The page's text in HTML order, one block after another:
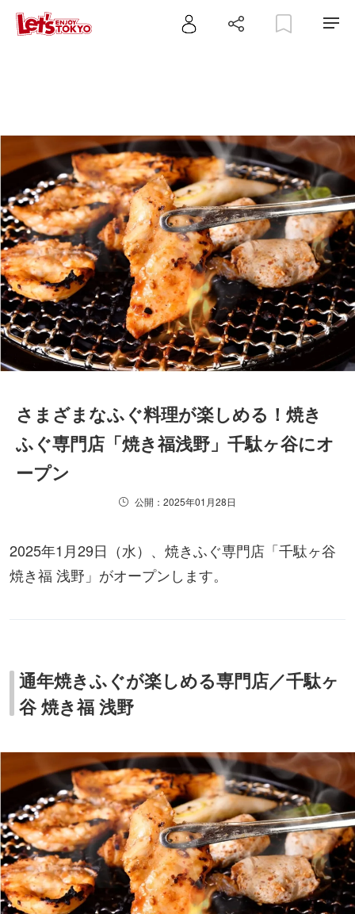
さまざまなふぐ料理が楽しめる！焼き
ふぐ専門店「焼き福浅野」千駄ヶ谷にオ
ープン
公開：2025年01月28日
2025年1月29日（水）、焼きふぐ専門店「千駄ヶ谷
焼き福 浅野」がオープンします。
通年焼きふぐが楽しめる専門店／千駄ヶ
谷 焼き福 浅野